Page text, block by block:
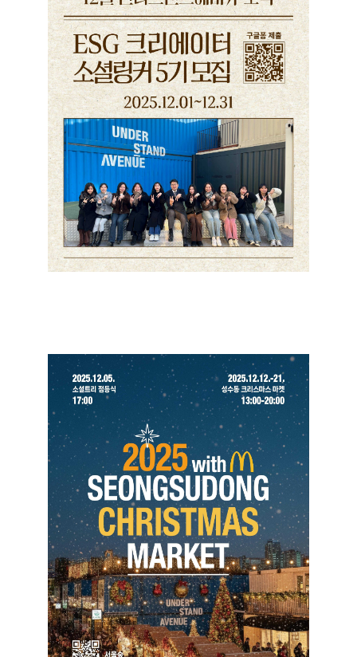
ESG 크리에이터 <소셜링커 5기> 참여자 모집
+
2025 성수동 크리스마스 마켓